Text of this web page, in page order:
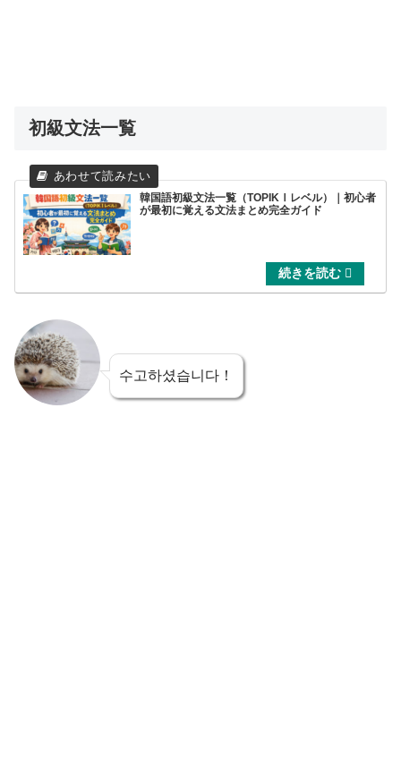
初級文法一覧
韓国語初級文法一覧（TOPIKⅠレベル）｜初心者
が最初に覚える文法まとめ完全ガイド
수고하셨습니다！